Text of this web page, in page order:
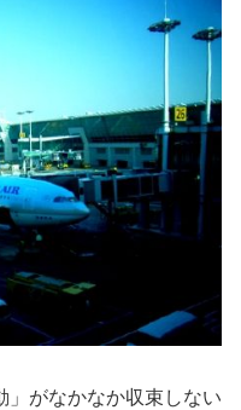
」がなかなか収束しない